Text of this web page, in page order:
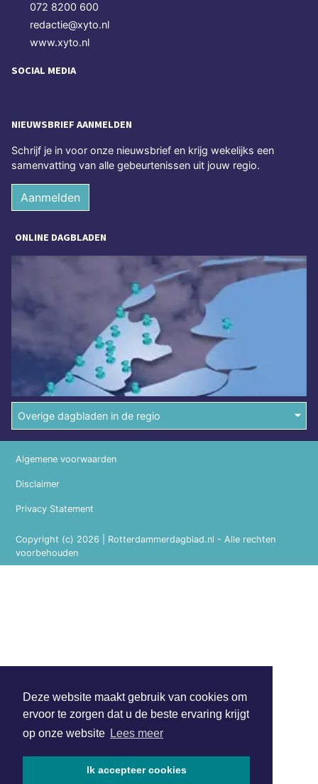
Deze website maakt gebruik van cookies om
ervoor te zorgen dat u de beste ervaring krijgt
op onze website Lees meer
Ik accepteer cookies
072 8200 600
redactie@xyto.nl
www.xyto.nl
SOCIAL MEDIA
NIEUWSBRIEF AANMELDEN
Schrijf je in voor onze nieuwsbrief en krijg wekelijks een
samenvatting van alle gebeurtenissen uit jouw regio.
Aanmelden
ONLINE DAGBLADEN
Overige dagbladen in de regio
Copyright (c) 2026 | Rotterdammerdagblad.nl - Alle rechten
voorbehouden
Algemene voorwaarden
Disclaimer
Privacy Statement